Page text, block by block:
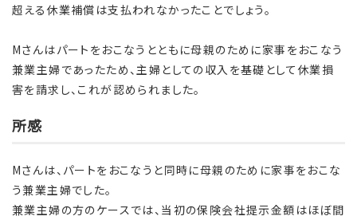
超える休業補償は支払われなかったことでしょう。
Mさんはパートをおこなうとともに母親のために家事をおこなう
兼業主婦であったため、主婦としての収入を基礎として休業損
害を請求し、これが認められました。
所感
Mさんは、パートをおこなうと同時に母親のために家事をおこな
う兼業主婦でした。
兼業主婦の方のケースでは、当初の保険会社提示金額はほぼ間